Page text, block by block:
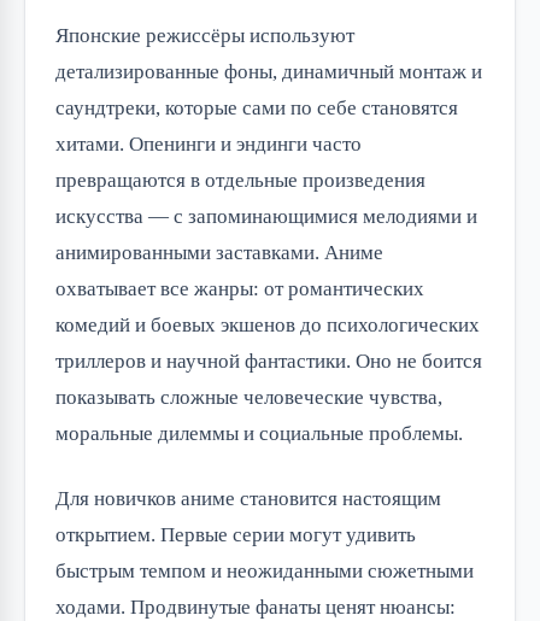
Японские режиссёры используют
детализированные фоны, динамичный монтаж и
саундтреки, которые сами по себе становятся
хитами. Опенинги и эндинги часто
превращаются в отдельные произведения
искусства — с запоминающимися мелодиями и
анимированными заставками. Аниме
охватывает все жанры: от романтических
комедий и боевых экшенов до психологических
триллеров и научной фантастики. Оно не боится
показывать сложные человеческие чувства,
моральные дилеммы и социальные проблемы.
Для новичков аниме становится настоящим
открытием. Первые серии могут удивить
быстрым темпом и неожиданными сюжетными
ходами. Продвинутые фанаты ценят нюансы: